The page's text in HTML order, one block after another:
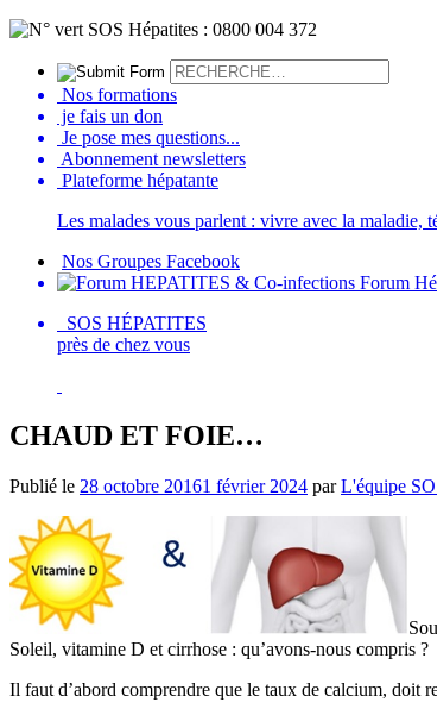
Nos formations
je fais un don
Je pose mes questions...
Abonnement newsletters
Plateforme hépatante
Les malades vous parlent : vivre avec la maladie,
Nos Groupes Facebook
Forum
SOS HÉPATITES
près de chez vous
CHAUD ET FOIE…
Publié le 28 octobre 20161 février 2024 parL'équipe
Soleil, vitamine D et cirrhose : qu’avons-nous compris ?
Il faut d’abord comprendre que le taux de calcium, doit